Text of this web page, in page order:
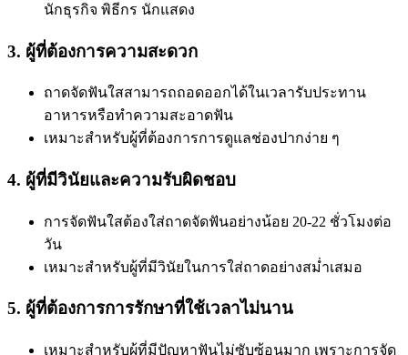
นักธุรกิจ พิธีกร นักแสดง
3. ผู้ที่ต้องการความสะดวก
ถาดจัดฟันใสสามารถถอดออกได้ในเวลารับประทาน
อาหารหรือทำความสะอาดฟัน
เหมาะสำหรับผู้ที่ต้องการการดูแลช่องปากง่าย ๆ
4. ผู้ที่มีวินัยและความรับผิดชอบ
การจัดฟันใสต้องใส่ถาดจัดฟันอย่างน้อย 20-22 ชั่วโมงต่อ
วัน
เหมาะสำหรับผู้ที่มีวินัยในการใส่ถาดอย่างสม่ำเสมอ
5. ผู้ที่ต้องการการรักษาที่ใช้เวลาไม่นาน
เหมาะสำหรับผู้ที่มีปัญหาฟันไม่ซับซ้อนมาก เพราะการจัด